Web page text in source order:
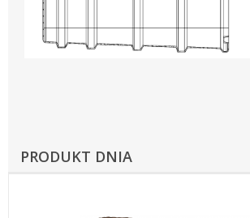
PRODUKT DNIA